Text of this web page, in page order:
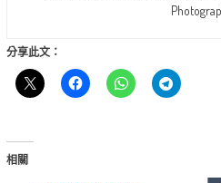
分享此文：
相關